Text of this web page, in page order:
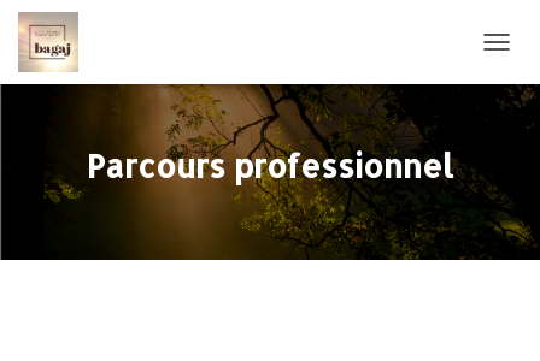
Parcours professionnel